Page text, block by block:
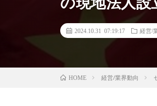
2024.10.31 07:19:17 経営/
HOME 経営/業界動向